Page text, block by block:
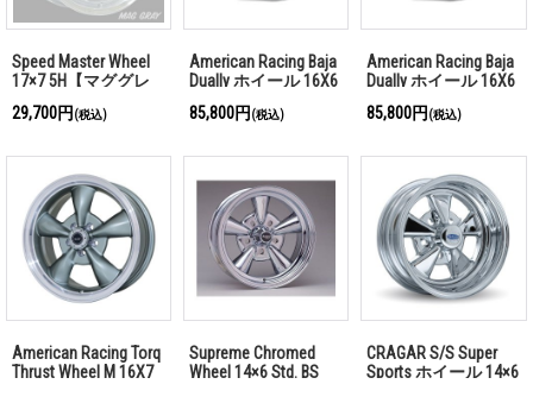
Speed Master Wheel
17×7 5H【マググレ
ー】
29,700円 (税込)
American Racing Baja
Dually ホイール 16X6
8X6.5 ポリッシュ
111mm (リア用)
85,800円 (税込)
American Racing Baja
Dually ホイール 16X6
8X6.5 ポリッシュ
111mm (フロント用)
85,800円 (税込)
American Racing Torq
Thrust Wheel M 16X7
Supreme Chromed
Wheel 14×6 Std. BS
CRAGAR S/S Super
Sports ホイール 14×6